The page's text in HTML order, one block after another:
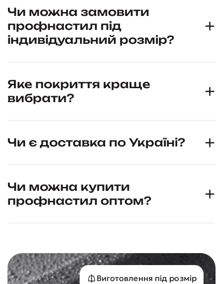
Чи можна замовити
профнастил під
індивідуальний розмір?
Яке покриття краще
вибрати?
Чи є доставка по Україні?
Чи можна купити
профнастил оптом?
Виготовлення під розмір